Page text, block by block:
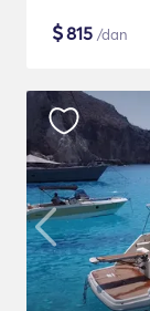
$815 /dan